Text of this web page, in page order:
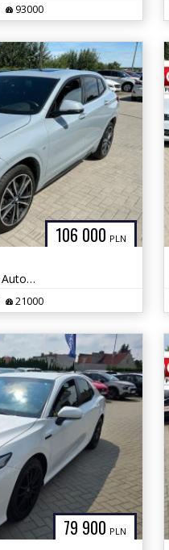
93000
106 000 PLN
M-Pakiet 1,5 Benzyna 136 KM Automat GWARANCJA Zamiana Zarejestrowany
21000
79 900 PLN